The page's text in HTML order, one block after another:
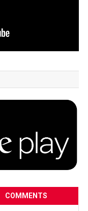
COMMENTS